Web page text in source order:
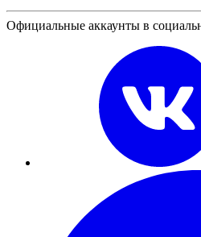
Официальные аккаунты в